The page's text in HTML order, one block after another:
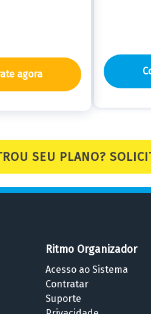
agora
SEU PLANO?
Ritmo Organizador
Acesso ao Sistema
Contratar
Suporte